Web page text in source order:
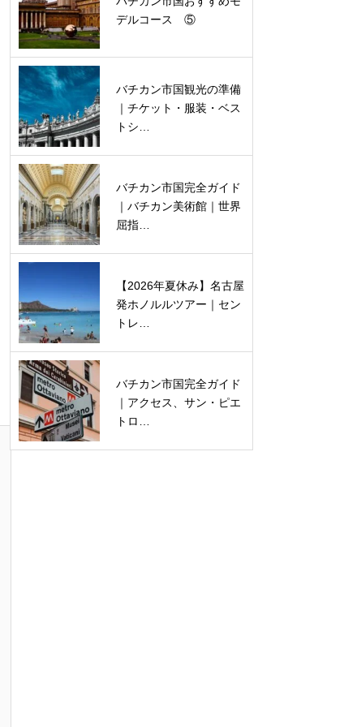
デルコース ⑤
バチカン市国観光の準備
｜チケット・服装・ベス
トシ…
バチカン市国完全ガイド
｜バチカン美術館｜世界
屈指…
【2026年夏休み】名古屋
発ホノルルツアー｜セン
トレ…
バチカン市国完全ガイド
｜アクセス、サン・ピエ
トロ…